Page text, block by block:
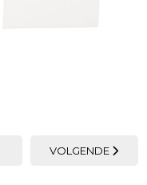
VOLGENDE